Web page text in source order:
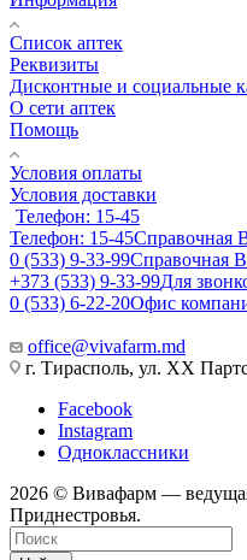
Список аптек
Реквизиты
Дисконтные и социальные
О сети аптек
Помощь
Условия оплаты
Условия доставки
Телефон: 15-45
Телефон: 15-45Справочная
0 (533) 9-33-99Справочная
+373 (533) 9-33-99Для
0 (533) 6-22-20Офис
office@vivafarm.md
г. Тирасполь, ул. ХХ
Facebook
Instagram
Одноклассники
2026 © Вивафарм —
Приднестровья.